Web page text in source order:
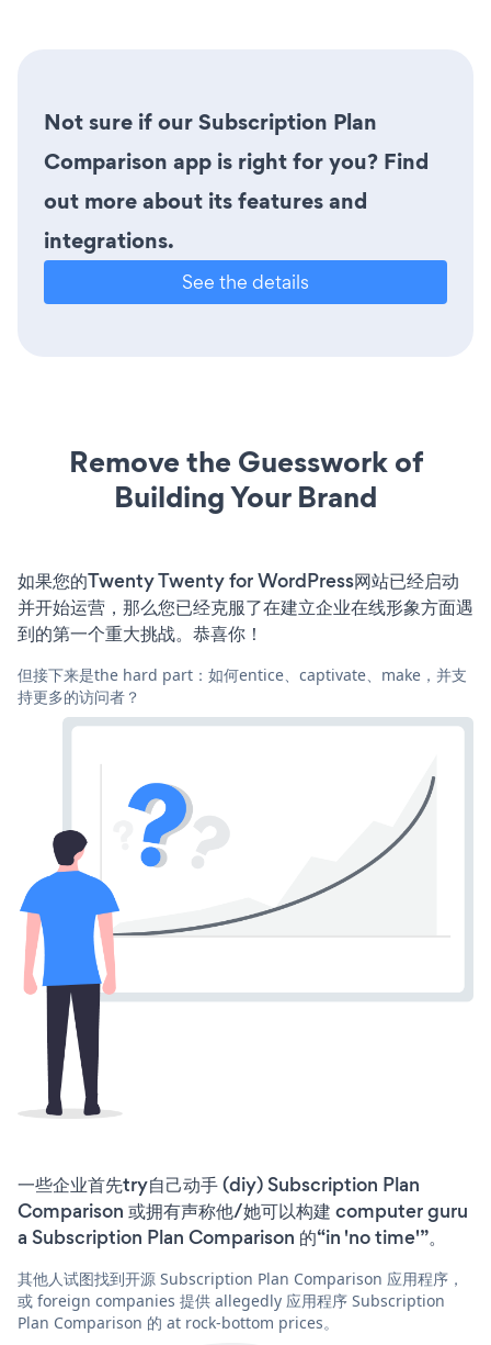
Not sure if our Subscription Plan
Comparison app is right for you? Find
out more about its features and
integrations.
See the details
Remove the Guesswork of
Building Your Brand
如果您的Twenty Twenty for WordPress网站已经启动
并开始运营，那么您已经克服了在建立企业在线形象方面遇
到的第一个重大挑战。恭喜你！
但接下来是the hard part：如何entice、captivate、make，并支
持更多的访问者？
一些企业首先try自己动手 (diy) Subscription Plan
Comparison 或拥有声称他/她可以构建 computer guru
a Subscription Plan Comparison 的“in 'no time'”。
其他人试图找到开源 Subscription Plan Comparison 应用程序，
或 foreign companies 提供 allegedly 应用程序 Subscription
Plan Comparison 的 at rock-bottom prices。